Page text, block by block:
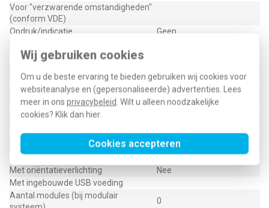
Wij gebruiken cookies
Om u de beste ervaring te bieden gebruiken wij cookies voor
websiteanalyse en (gepersonaliseerde) advertenties. Lees
meer in ons privacybeleid. Wilt u alleen noodzakelijke
cookies? Klik dan hier.
Cookies accepteren
Voor "verzwarende omstandigheden"
(conform VDE)
Opdruk/indicatie
Geen
Uitvoering oppervlakte
Met doorlusvoorziening
Nee
Geschikt voor beschermingsgraad (IP) IP20
Fase-aftakking
Schakelmateriaalbreedte
Schakelmateriaalhoogte
71 Millimeter (mm)
Schakelmateriaaldiepte
45 Millimeter (mm)
Met functieverlichting
Nee
Met oriëntatieverlichting
Nee
Met ingebouwde USB voeding
Aantal modules (bij modulair
0